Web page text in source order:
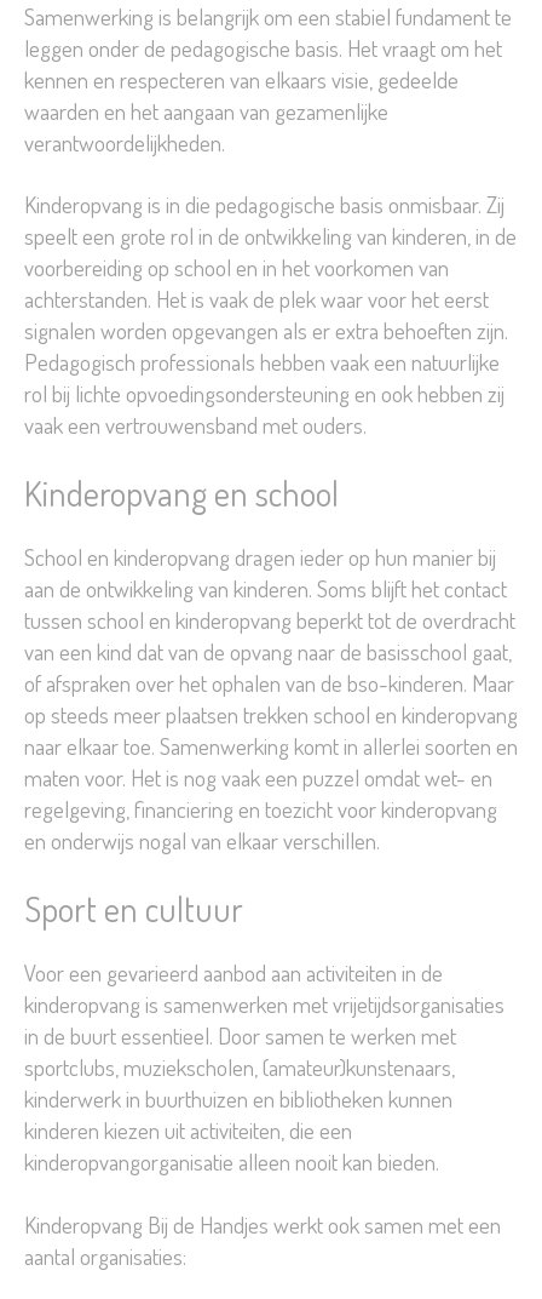
Samenwerking is belangrijk om een stabiel fundament te
leggen onder de pedagogische basis. Het vraagt om het
kennen en respecteren van elkaars visie, gedeelde
waarden en het aangaan van gezamenlijke
verantwoordelijkheden.
Kinderopvang is in die pedagogische basis onmisbaar. Zij
speelt een grote rol in de ontwikkeling van kinderen, in de
voorbereiding op school en in het voorkomen van
achterstanden. Het is vaak de plek waar voor het eerst
signalen worden opgevangen als er extra behoeften zijn.
Pedagogisch professionals hebben vaak een natuurlijke
rol bij lichte opvoedingsondersteuning en ook hebben zij
vaak een vertrouwensband met ouders.
Kinderopvang en school
School en kinderopvang dragen ieder op hun manier bij
aan de ontwikkeling van kinderen. Soms blijft het contact
tussen school en kinderopvang beperkt tot de overdracht
van een kind dat van de opvang naar de basisschool gaat,
of afspraken over het ophalen van de bso-kinderen. Maar
op steeds meer plaatsen trekken school en kinderopvang
naar elkaar toe. Samenwerking komt in allerlei soorten en
maten voor. Het is nog vaak een puzzel omdat wet- en
regelgeving, financiering en toezicht voor kinderopvang
en onderwijs nogal van elkaar verschillen.
Sport en cultuur
Voor een gevarieerd aanbod aan activiteiten in de
kinderopvang is samenwerken met vrijetijdsorganisaties
in de buurt essentieel. Door samen te werken met
sportclubs, muziekscholen, (amateur)kunstenaars,
kinderwerk in buurthuizen en bibliotheken kunnen
kinderen kiezen uit activiteiten, die een
kinderopvangorganisatie alleen nooit kan bieden.
Kinderopvang Bij de Handjes werkt ook samen met een
aantal organisaties: